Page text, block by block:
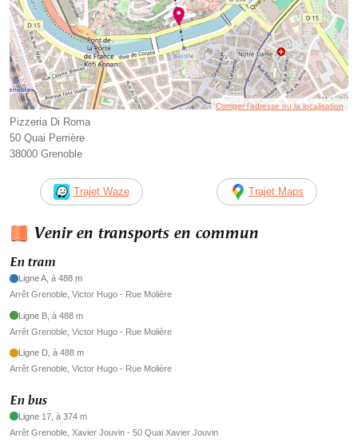
Corriger l’adresse ou la localisation
Pizzeria Di Roma
50 Quai Perrière
38000 Grenoble
Trajet Waze Trajet Maps
Venir en transports en commun
En tram
Ligne A, à 488 m
Arrêt Grenoble, Victor Hugo - Rue Molière
Ligne B, à 488 m
Arrêt Grenoble, Victor Hugo - Rue Molière
Ligne D, à 488 m
Arrêt Grenoble, Victor Hugo - Rue Molière
En bus
Ligne 17, à 374 m
Arrêt Grenoble, Xavier Jouvin - 50 Quai Xavier Jouvin